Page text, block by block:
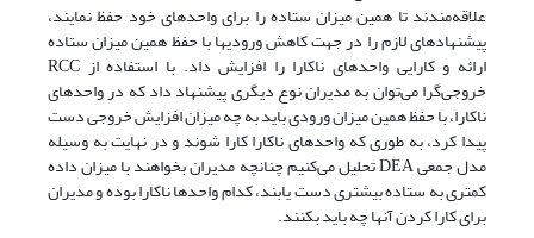
علاقه‌مندند تا همین میزان ستاده را برای واحدهای خود حفظ نمایند،
پیشنهادهای لازم را در جهت کاهش ورودیها با حفظ همین میزان ستاده
ارائه و کارایی واحدهای ناکارا را افزایش داد. با استفاده از RCC
خروجی‌گرا می‌توان به مدیران نوع دیگری پیشنهاد داد که در واحدهای
ناکارا، با حفظ همین میزان ورودی باید به چه میزان افزایش خروجی دست
پیدا کرد، به طوری که واحدهای ناکارا کارا شوند و در نهایت به وسیله
مدل جمعی DEA تحلیل می‌کنیم چنانچه مدیران بخواهند با میزان داده
کمتری به ستاده بیشتری دست یابند، کدام واحدها ناکارا بوده و مدیران
برای کارا کردن آنها چه باید بکنند.